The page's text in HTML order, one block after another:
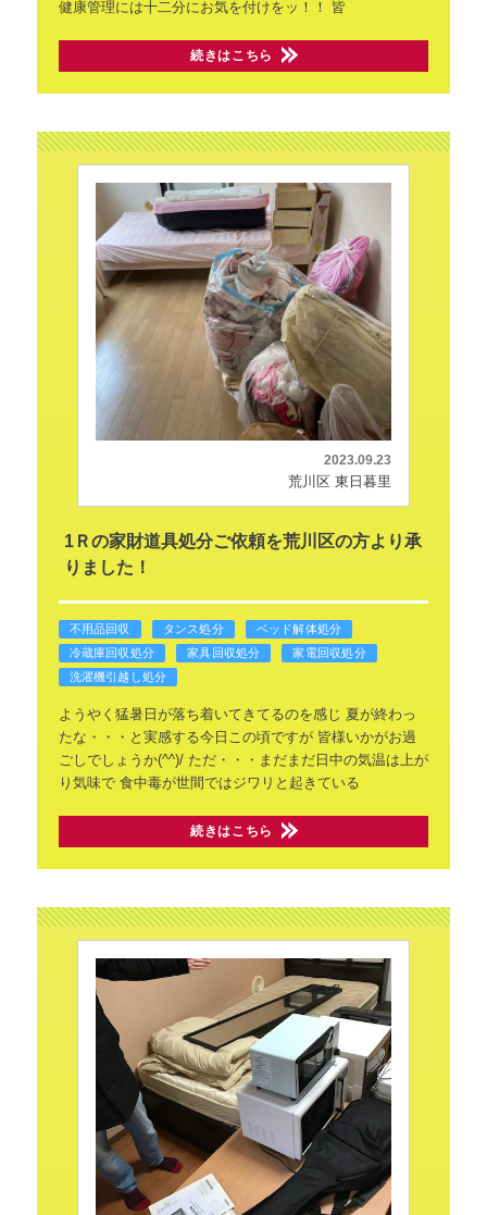
健康管理には十二分にお気を付けをッ！！
皆
続きはこちら
2023.09.23
荒川区 東日暮里
1Ｒの家財道具処分ご依頼を荒川区の方より承
りました！
不用品回収 タンス処分
ベッド解体処分
冷蔵庫回収処分
家具回収処分
家電回収処分
洗濯機引越し処分
ようやく猛暑日が落ち着いてきてるのを感じ 夏が終わっ
たな・・・と実感する今日この頃ですが皆様いかがお過
ごしでしょうか(^^)/ ただ・・・まだまだ日中の気温は上が
り気味で食中毒が世間ではジワリと起きている
続きはこちら